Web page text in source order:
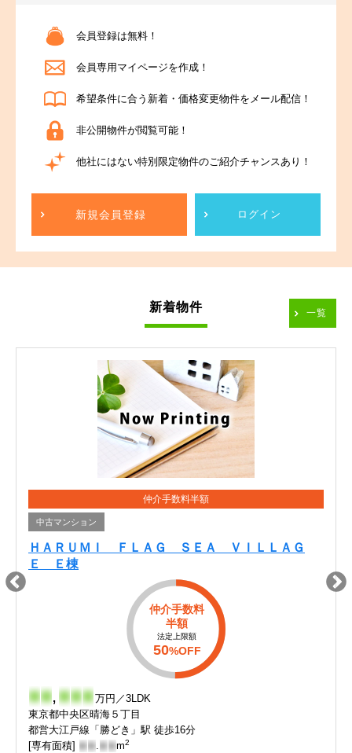
会員登録は無料！
会員専用マイページを作成！
希望条件に合う新着・価格変更物件をメール配信！
非公開物件が閲覧可能！
他社にはない特別限定物件のご紹介チャンスあり！
新規会員登録 ログイン
新着物件 一覧
仲介手数料半額
中古マンション
ＨＡＲＵＭＩ ＦＬＡＧ ＳＥＡ ＶＩＬＬＡＧ
Ｅ Ｅ棟
仲介手数料
半額
法定上限額
50%OFF
- - ,- - - 万円／3LDK
東京都中央区晴海５丁目
都営大江戸線「勝どき」駅 徒歩16分
[専有面積] - - .- - m2